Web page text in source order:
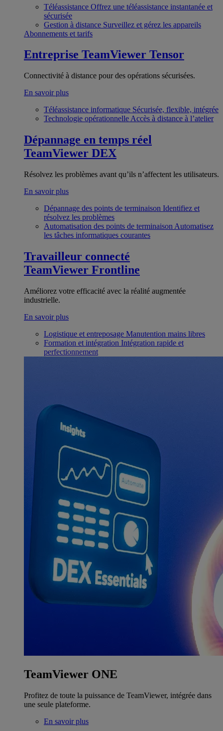
Téléassistance Offrez une téléassistance instantanée et
sécurisée
Gestion à distance Surveillez et gérez les appareils
Abonnements et tarifs
Entreprise TeamViewer Tensor
Connectivité à distance pour des opérations sécurisées.
En savoir plus
Téléassistance informatique Sécurisée, flexible, intégrée
Technologie opérationnelle Accès à distance à l’atelier
Dépannage en temps réel
TeamViewer DEX
Résolvez les problèmes avant qu’ils n’affectent les utilisateurs.
En savoir plus
Dépannage des points de terminaison Identifiez et
résolvez les problèmes
Automatisation des points de terminaison Automatisez
les tâches informatiques courantes
Travailleur connecté
TeamViewer Frontline
Améliorez votre efficacité avec la réalité augmentée
industrielle.
En savoir plus
Logistique et entreposage Manutention mains libres
Formation et intégration Intégration rapide et
perfectionnement
TeamViewer ONE
Profitez de toute la puissance de TeamViewer, intégrée dans
une seule plateforme.
En savoir plus